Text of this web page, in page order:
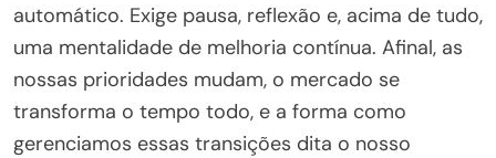
automático. Exige pausa, reflexão e, acima de tudo,
uma mentalidade de melhoria contínua. Afinal, as
nossas prioridades mudam, o mercado se
transforma o tempo todo, e a forma como
gerenciamos essas transições dita o nosso